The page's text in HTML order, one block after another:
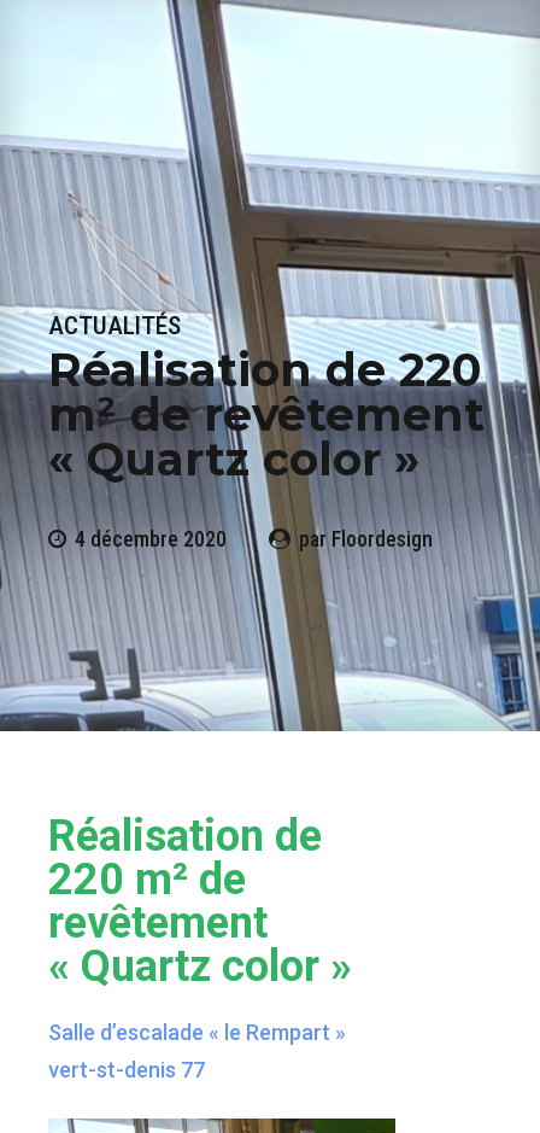
ACTUALITÉS
Réalisation de 220
m² de revêtement
« Quartz color »
4 décembre 2020 par Floordesign
Réalisation de
220 m² de
revêtement
« Quartz color »
Salle d’escalade « le Rempart »
vert-st-denis 77